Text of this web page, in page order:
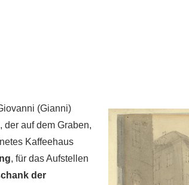
(Gianni)
der auf dem Graben,
Kaffeehaus
, für das Aufstellen
der